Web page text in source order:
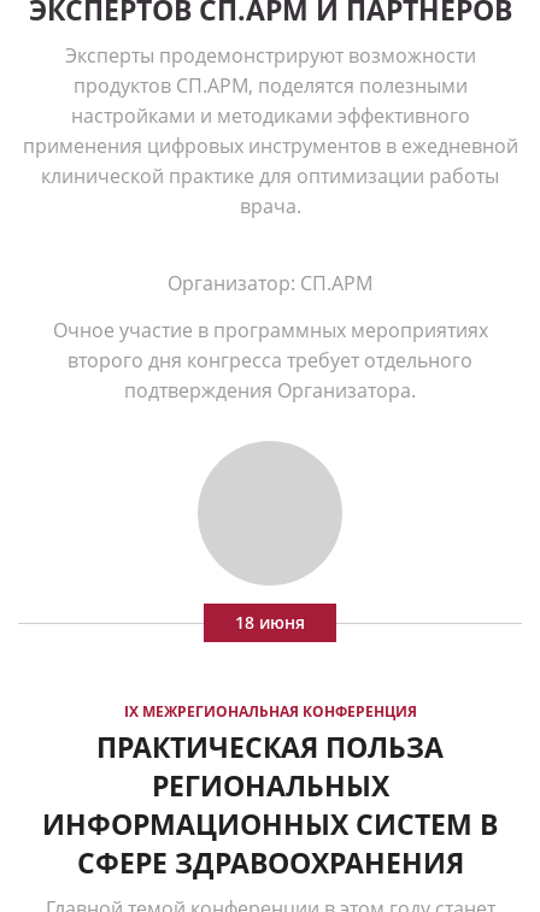
18 июня
ЭКСПЕРТОВ СП.АРМ И ПАРТНЕРОВ
Эксперты продемонстрируют возможности
продуктов СП.АРМ, поделятся полезными
настройками и методиками эффективного
применения цифровых инструментов в ежедневной
клинической практике для оптимизации работы
врача.
Организатор: СП.АРМ
Очное участие в программных мероприятиях
второго дня конгресса требует отдельного
подтверждения Организатора.
IX МЕЖРЕГИОНАЛЬНАЯ КОНФЕРЕНЦИЯ
ПРАКТИЧЕСКАЯ ПОЛЬЗА
РЕГИОНАЛЬНЫХ
ИНФОРМАЦИОННЫХ СИСТЕМ В
СФЕРЕ ЗДРАВООХРАНЕНИЯ